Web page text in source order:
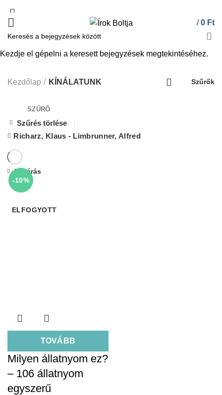
/ 0 Ft
KÍNÁLATUNK
Kezdőlap KÍNÁLATUNK Szűrők
SZŰRŐ
Szűrés törlése
Richarz, Klaus - Limbrunner, Alfred
-10%
ELFOGYOTT
TOVÁBB
Bezárás
Milyen állatnyom ez?
– 106 állatnyom
egyszerű
Kezdje el gépelni a keresett bejegyzések megtekintéséhez.